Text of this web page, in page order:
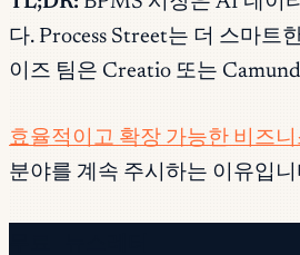
다. Process Street는 더 스마
이즈 팀은 Creatio 또는
효율적이고 확장 가능한 비즈
분야를 계속 주시하는 이유입니